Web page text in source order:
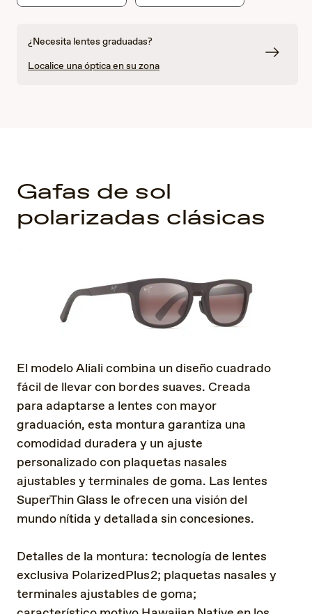
¿Necesita lentes graduadas?
Localice una óptica en su zona
Gafas de sol
polarizadas clásicas
El modelo Aliali combina un diseño cuadrado
fácil de llevar con bordes suaves. Creada
para adaptarse a lentes con mayor
graduación, esta montura garantiza una
comodidad duradera y un ajuste
personalizado con plaquetas nasales
ajustables y terminales de goma. Las lentes
SuperThin Glass le ofrecen una visión del
mundo nítida y detallada sin concesiones.
Detalles de la montura: tecnología de lentes
exclusiva PolarizedPlus2; plaquetas nasales y
terminales ajustables de goma;